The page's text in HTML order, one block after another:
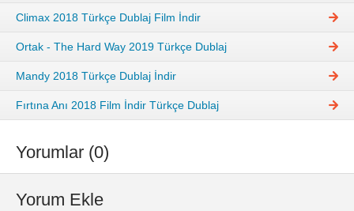
Climax 2018 Türkçe Dublaj Film İndir
Ortak - The Hard Way 2019 Türkçe Dublaj
Mandy 2018 Türkçe Dublaj İndir
Fırtına Anı 2018 Film İndir Türkçe Dublaj
Yorumlar (0)
Yorum Ekle